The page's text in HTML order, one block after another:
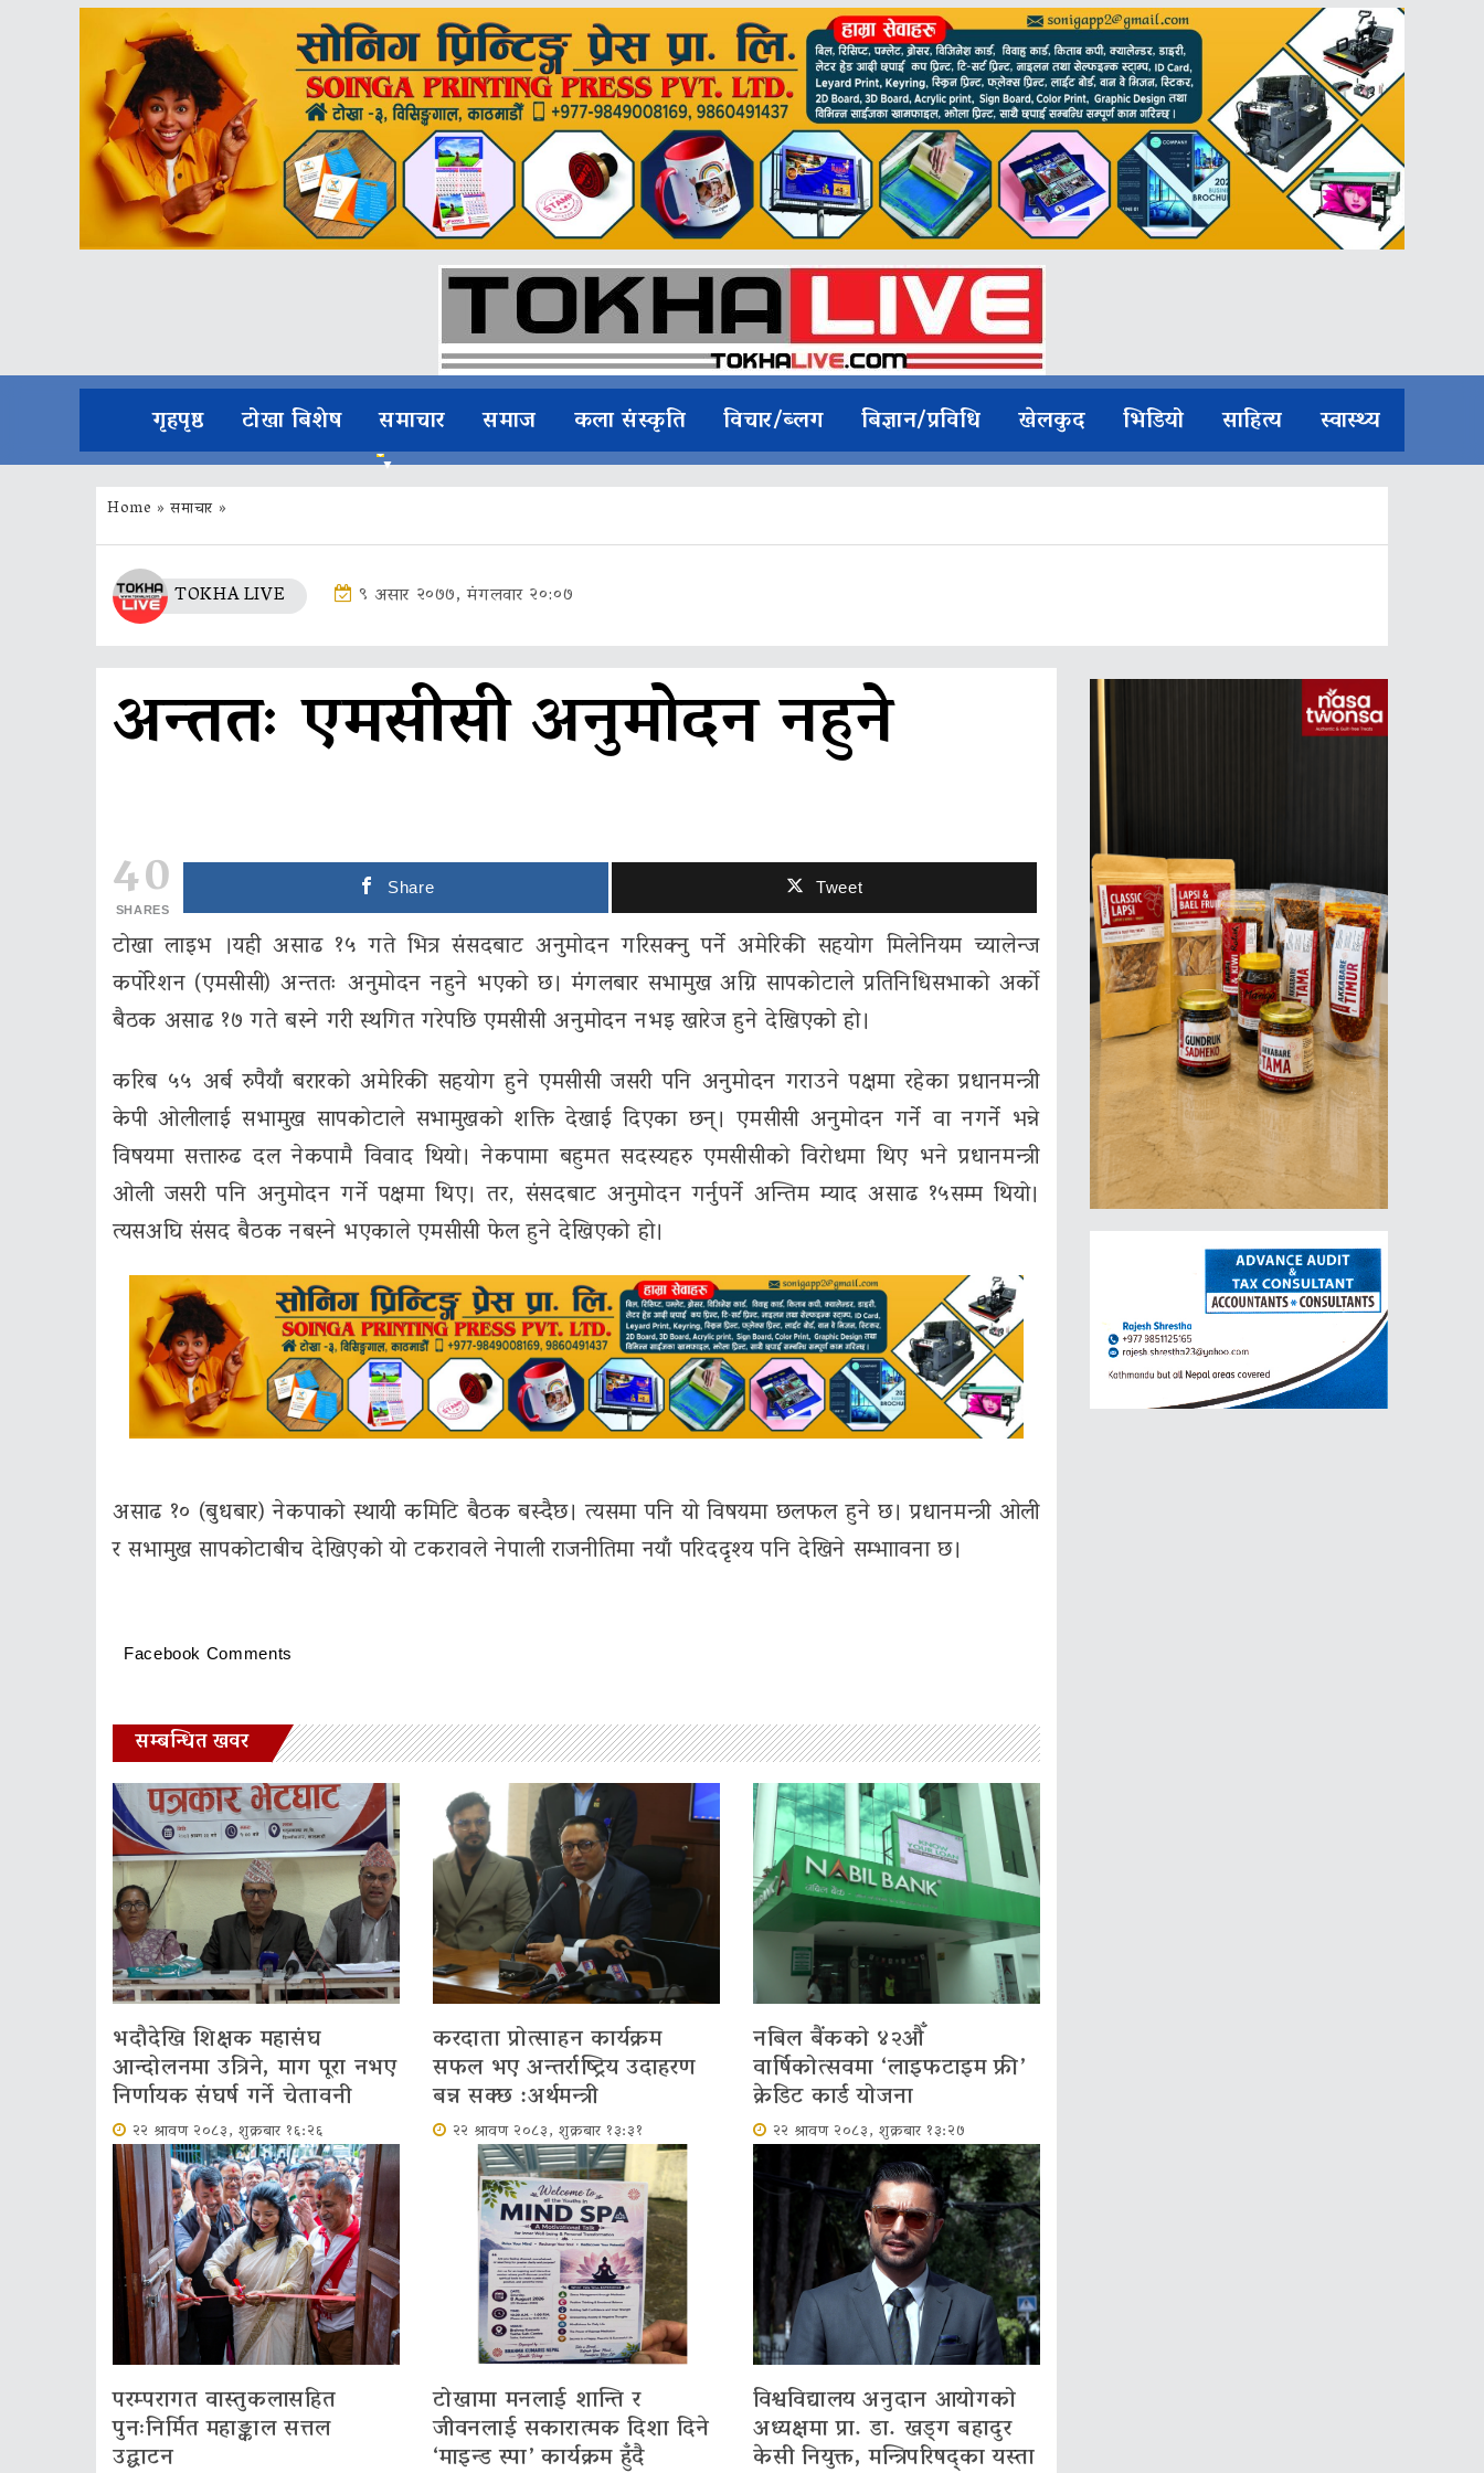
गृहपृष्ठ टोखा बिशेष समाचार समाज कला संस्कृति विचार/ब्लग बिज्ञान/प्रविधि खेलकुद भिडियो साहित्य स्वास्थ्य
Home »समाचार »
TOKHA LIVE ९ असार २०७७, मंगलवार २०:०७
अन्ततः एमसीसी अनुमोदन नहुने
40
SHARES
Share Tweet
टोखा लाइभ ।यही असाढ १५ गते भित्र संसदबाट अनुमोदन गरिसक्नु पर्ने अमेरिकी सहयोग मिलेनियम च्यालेन्ज
कर्पोरेशन (एमसीसी) अन्ततः अनुमोदन नहुने भएको छ। मंगलबार सभामुख अग्नि सापकोटाले प्रतिनिधिसभाको अर्को
बैठक असाढ १७ गते बस्ने गरी स्थगित गरेपछि एमसीसी अनुमोदन नभइ खारेज हुने देखिएको हो।
करिब ५५ अर्ब रुपैयाँ बरारको अमेरिकी सहयोग हुने एमसीसी जसरी पनि अनुमोदन गराउने पक्षमा रहेका प्रधानमन्त्री
केपी ओलीलाई सभामुख सापकोटाले सभामुखको शक्ति देखाई दिएका छन्। एमसीसी अनुमोदन गर्ने वा नगर्ने भन्ने
विषयमा सत्तारुढ दल नेकपामै विवाद थियो। नेकपामा बहुमत सदस्यहरु एमसीसीको विरोधमा थिए भने प्रधानमन्त्री
ओली जसरी पनि अनुमोदन गर्ने पक्षमा थिए। तर, संसदबाट अनुमोदन गर्नुपर्ने अन्तिम म्याद असाढ १५सम्म थियो।
त्यसअघि संसद बैठक नबस्ने भएकाले एमसीसी फेल हुने देखिएको हो।
असाढ १० (बुधबार) नेकपाको स्थायी कमिटि बैठक बस्दैछ। त्यसमा पनि यो विषयमा छलफल हुने छ। प्रधानमन्त्री ओली
र सभामुख सापकोटाबीच देखिएको यो टकरावले नेपाली राजनीतिमा नयाँ परिददृश्य पनि देखिने सम्भाावना छ।
Facebook Comments
सम्बन्धित खवर
भदौदेखि शिक्षक महासंघ
आन्दोलनमा उत्रिने, माग पूरा नभए
निर्णायक संघर्ष गर्ने चेतावनी
२२ श्रावण २०८३, शुक्रबार १६:२६
करदाता प्रोत्साहन कार्यक्रम
सफल भए अन्तर्राष्ट्रिय उदाहरण
बन्न सक्छ :अर्थमन्त्री
२२ श्रावण २०८३, शुक्रबार १३:३१
नबिल बैंकको ४२औँ
वार्षिकोत्सवमा ‘लाइफटाइम फ्री’
क्रेडिट कार्ड योजना
२२ श्रावण २०८३, शुक्रबार १३:२७
परम्परागत वास्तुकलासहित
पुनःनिर्मित महाङ्काल सत्तल
उद्घाटन
टोखामा मनलाई शान्ति र
जीवनलाई सकारात्मक दिशा दिने
‘माइन्ड स्पा’ कार्यक्रम हुँदै
विश्वविद्यालय अनुदान आयोगको
अध्यक्षमा प्रा. डा. खड्ग बहादुर
केसी नियुक्त, मन्त्रिपरिषद्का यस्ता